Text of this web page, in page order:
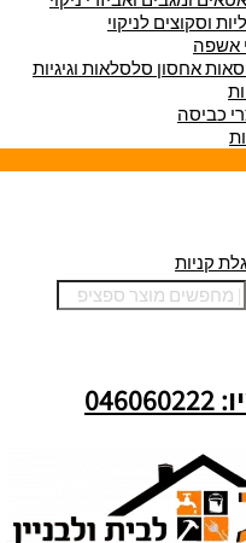
וסקוצים לניקוי
אשפה
אחסון סלסלאות וגיגיות
כביסה
קניות